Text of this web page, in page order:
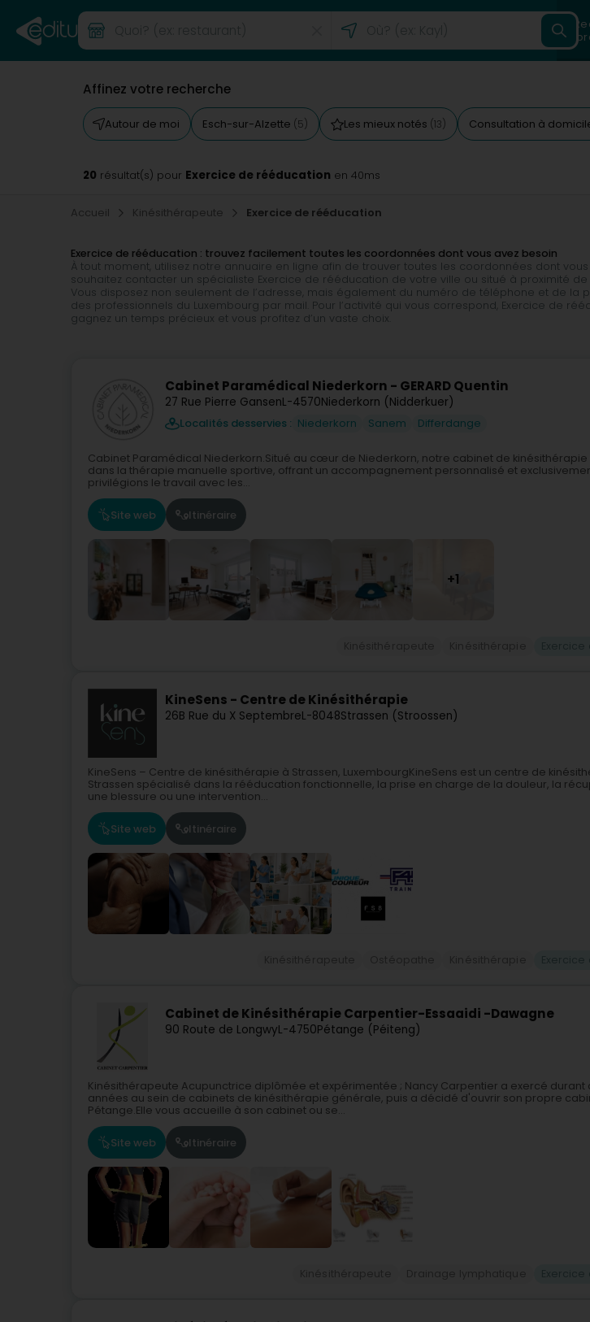
Affinez votre recherche
Autour de moi Esch-sur-Alzette (5) Les mieux notés (13) Consultation à
20 résultat(s) pour Exercice de rééducation en 40ms
Accueil Kinésithérapeute Exercice de rééducation
Exercice de rééducation : trouvez facilement toutes les coordonnées dont vous avez besoin
À tout moment, utilisez notre annuaire en ligne afin de trouver toutes les coordonnées dont vous
souhaitez contacter un spécialiste Exercice de rééducation de votre ville ou situé à proximité
Vous disposez non seulement de l’adresse, mais également du numéro de téléphone et de la
des professionnels du Luxembourg par mail. Pour l’activité qui vous correspond, Exercice de
gagnez un temps précieux et vous profitez d’un vaste choix.
Cabinet Paramédical Niederkorn - GERARD Quentin
27 Rue Pierre GansenL-4570Niederkorn (Nidderkuer)
Localités desservies : Niederkorn Sanem Differdange
Cabinet Paramédical Niederkorn.Situé au cœur de Niederkorn, notre cabinet de
dans la thérapie manuelle sportive, offrant un accompagnement personnalisé et
privilégions le travail avec les...
Site web Itinéraire
+1
KineSens - Centre de Kinésithérapie
26B Rue du X SeptembreL-8048Strassen (Stroossen)
KineSens – Centre de kinésithérapie à Strassen, LuxembourgKineSens est un centre de
Strassen spécialisé dans la rééducation fonctionnelle, la prise en charge de la douleur, la
une blessure ou une intervention...
Site web Itinéraire
Cabinet de Kinésithérapie Carpentier-Essaaidi -Dawagne
90 Route de LongwyL-4750Pétange (Péiteng)
Kinésithérapeute Acupunctrice diplômée et expérimentée ; Nancy Carpentier a exercé durant
années au sein de cabinets de kinésithérapie générale, puis a décidé d'ouvrir son propre
Pétange.Elle vous accueille à son cabinet ou se...
Site web Itinéraire